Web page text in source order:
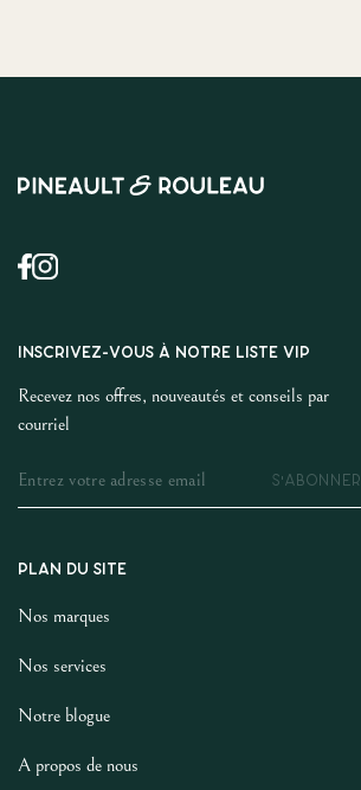
INSCRIVEZ-VOUS À NOTRE LISTE VIP
Recevez nos offres, nouveautés et conseils par
courriel
S'ABONNER
PLAN DU SITE
Nos marques
Nos services
Notre blogue
A propos de nous